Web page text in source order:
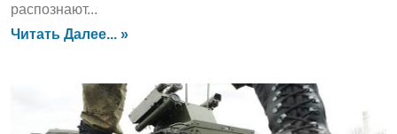
распознают...
Читать Далее... »
ЛЕНТА НОВОСТЕЙ